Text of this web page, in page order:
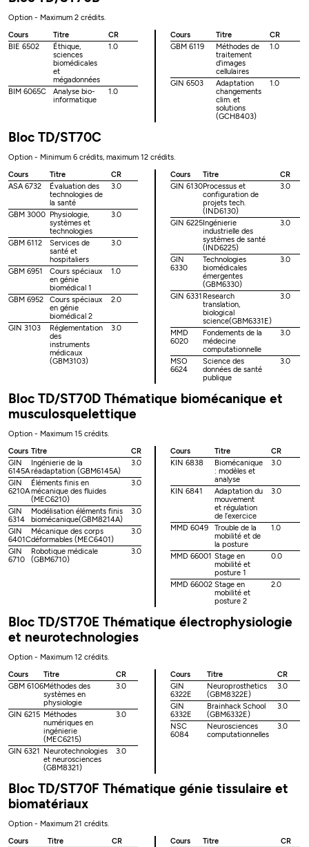
Option - Maximum 2 crédits.
Cours
Titre
CR
BIE 6502
Éthique,
sciences
biomédicales
et
mégadonnées
1.0
BIM 6065C
Analyse bio-
informatique
1.0
Cours Titre
CR
GBM 6119
Méthodes de
traitement
d'images
cellulaires
1.0
GIN 6503
Adaptation
changements
clim. et
solutions
(GCH8403)
1.0
Bloc TD/ST70C
Option - Minimum 6 crédits, maximum 12 crédits.
Cours
Titre
CR
ASA 6732
Évaluation des
technologies de
la santé
3.0
GBM 3000 Physiologie,
systèmes et
technologies
3.0
GBM 6112
Services de
santé et
hospitaliers
3.0
GBM 6951
Cours spéciaux
en génie
biomédical 1
1.0
GBM 6952
Cours spéciaux
en génie
biomédical 2
2.0
GIN 3103
Réglementation
des
instruments
médicaux
(GBM3103)
3.0
Cours Titre
CR
GIN 6130Processus et
configuration de
projets tech.
(IND6130)
3.0
GIN 6225Ingénierie
industrielle des
systèmes de santé
(IND6225)
3.0
GIN
6330
Technologies
biomédicales
émergentes
(GBM6330)
3.0
GIN 6331 Research
translation,
biological
science(GBM6331E)
3.0
MMD
6020
Fondements de la
médecine
computationnelle
3.0
MSO
6624
Science des
données de santé
publique
3.0
Bloc TD/ST70D Thématique biomécanique et
musculosquelettique
Option - Maximum 15 crédits.
Cours Titre
CR
GIN
6145A
Ingénierie de la
réadaptation (GBM6145A)
3.0
GIN
6210A
Éléments finis en
mécanique des fluides
(MEC6210)
3.0
GIN
6314
Modélisation éléments finis
biomécanique(GBM8214A)
3.0
GIN
6401C
Mécanique des corps
déformables (MEC6401)
3.0
GIN
6710
Robotique médicale
(GBM6710)
3.0
Cours Titre
CR
KIN 6838
Biomécanique
: modèles et
analyse
3.0
KIN 6841
Adaptation du
mouvement
et régulation
de l’exercice
3.0
MMD 6049
Trouble de la
mobilité et de
la posture
1.0
MMD 66001 Stage en
mobilité et
posture 1
0.0
MMD 66002 Stage en
mobilité et
posture 2
2.0
Bloc TD/ST70E Thématique électrophysiologie
et neurotechnologies
Option - Maximum 12 crédits.
Cours
Titre
CR
GBM 6106Méthodes des
systèmes en
physiologie
3.0
GIN 6215 Méthodes
numériques en
ingénierie
(MEC6215)
3.0
GIN 6321 Neurotechnologies
et neurosciences
(GBM8321)
3.0
Cours Titre
CR
GIN
6322E
Neuroprosthetics
(GBM8322E)
3.0
GIN
6332E
Brainhack School
(GBM6332E)
3.0
NSC
6084
Neurosciences
computationnelles
3.0
Bloc TD/ST70F Thématique génie tissulaire et
biomatériaux
Option - Maximum 21 crédits.
Cours
Titre
CR
Cours Titre
CR